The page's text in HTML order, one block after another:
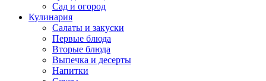
Сад и огород
Кулинария
Салаты и закуски
Первые блюда
Вторые блюда
Выпечка и десерты
Напитки